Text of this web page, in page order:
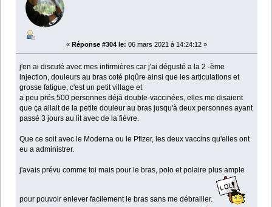
« Réponse #304 le: 06 mars 2021 à 14:24:12 »
j'en ai discuté avec mes infirmières car j'ai dégusté a la 2 -ème
injection, douleurs au bras coté piqûre ainsi que les articulations et
grosse fatigue, c'est un petit village et
a peu prés 500 personnes déjà double-vaccinées, elles me disaient
que ça allait de la petite douleur au bras jusqu'à deux personnes ayant
passé 3 jours au lit avec de la fièvre.
Que ce soit avec le Moderna ou le Pfizer, les deux vaccins qu'elles ont
eu a administrer.
j'avais prévu comme toi mais pour le bras, polo et polaire plus ample
pour pouvoir enlever facilement le bras sans me débrailler.